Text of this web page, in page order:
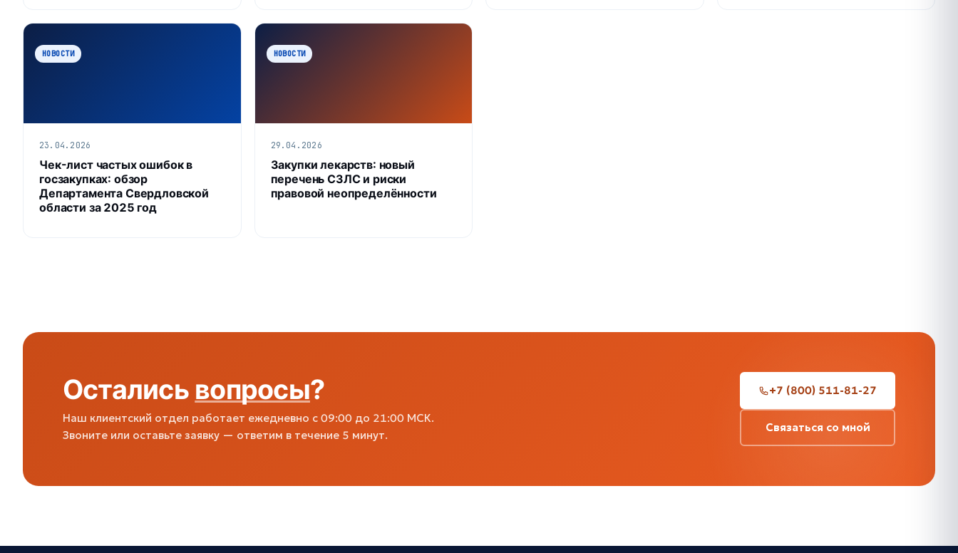
НОВОСТИ
23.04.2026
Чек-лист частых ошибок в
госзакупках: обзор
Департамента Свердловской
области за 2025 год
НОВОСТИ
29.04.2026
Закупки лекарств: новый
перечень СЗЛС и риски
правовой неопределённости
Остались вопросы?
Наш клиентский отдел работает ежедневно с 09:00 до 21:00 МСК.
Звоните или оставьте заявку — ответим в течение 5 минут.
+7 (800) 511-81-27
Связаться со мной